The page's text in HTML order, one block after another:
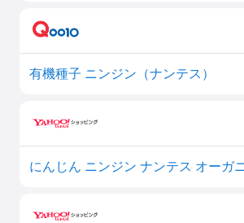
有機種子 ニンジン（ナンテス）
にんじん ニンジン ナンテス オーガ